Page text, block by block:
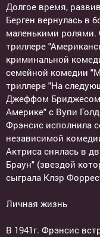
Долгое время,
Берген вернулась в
маленькими ролями.
триллере
криминальной
семейной комедии
триллере "На
Джеффом
Америке" с Вупи
Фрэнсис исполнила
независимой
Актриса снялась в
Браун" (звездой
сыграла Клэр
Личная жизнь
В 1941г. Фрэнсис